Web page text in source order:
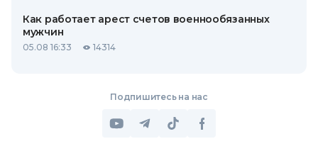
Как работает арест счетов военнообязанных
мужчин
05.08 16:33 14314
Подпишитесь на нас